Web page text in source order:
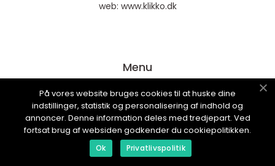
web: www.klikko.dk
Menu
Annoncering
Om os
Cookies
På vores website bruges cookies til at huske dine
indstillinger, statistik og personalisering af indhold og
annoncer. Denne information deles med tredjepart. Ved
fortsat brug af websiden godkender du cookiepolitikken.
Ok Privatlivspolitik